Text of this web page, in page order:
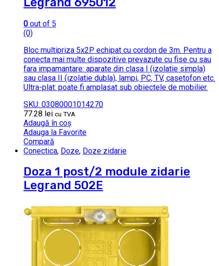
0 out of 5
(0)
Bloc multipriza 5x2P echipat cu cordon de 3m. Pentru a
conecta mai multe dispozitive prevazute cu fise cu sau
fara impamantare: aparate din clasa I (izolatie simpla)
sau clasa II (izolatie dubla), lampi, PC, TV, casetofon etc.
Ultra-plat: poate fi amplasat sub obiectele de mobilier.
SKU: 03080001014270
77.28 lei cu TVA
Adaugă în coș
Adauga la Favorite
Compară
Conectica, Doze, Doze zidarie
Doza 1 post/2 module zidarie
Legrand 502E